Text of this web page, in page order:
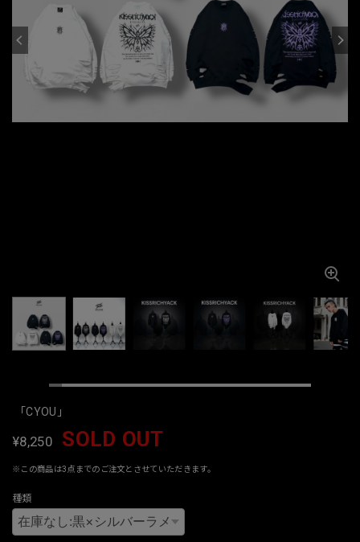
「CYOU」
¥8,250 SOLD OUT
※この商品は3点までのご注文とさせていただきます。
種類